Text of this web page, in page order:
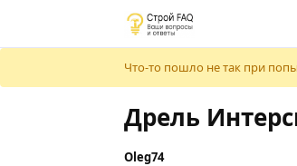
Что-то пошло не так при
Дрель
Oleg74